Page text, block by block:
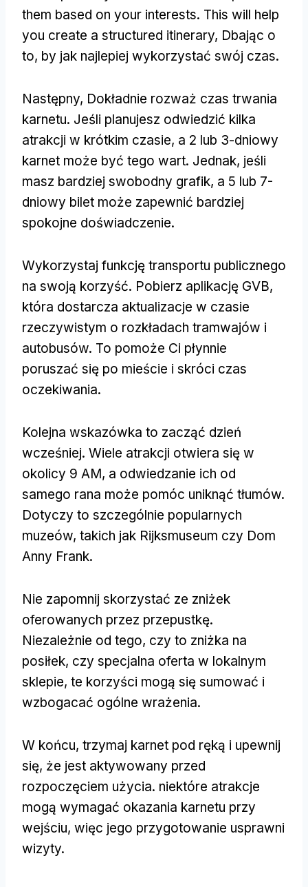
them based on your interests. This will help
you create a structured itinerary, Dbając o
to, by jak najlepiej wykorzystać swój czas.
Następny, Dokładnie rozważ czas trwania
karnetu. Jeśli planujesz odwiedzić kilka
atrakcji w krótkim czasie, a 2 lub 3-dniowy
karnet może być tego wart. Jednak, jeśli
masz bardziej swobodny grafik, a 5 lub 7-
dniowy bilet może zapewnić bardziej
spokojne doświadczenie.
Wykorzystaj funkcję transportu publicznego
na swoją korzyść. Pobierz aplikację GVB,
która dostarcza aktualizacje w czasie
rzeczywistym o rozkładach tramwajów i
autobusów. To pomoże Ci płynnie
poruszać się po mieście i skróci czas
oczekiwania.
Kolejna wskazówka to zacząć dzień
wcześniej. Wiele atrakcji otwiera się w
okolicy 9 AM, a odwiedzanie ich od
samego rana może pomóc uniknąć tłumów.
Dotyczy to szczególnie popularnych
muzeów, takich jak Rijksmuseum czy Dom
Anny Frank.
Nie zapomnij skorzystać ze zniżek
oferowanych przez przepustkę.
Niezależnie od tego, czy to zniżka na
posiłek, czy specjalna oferta w lokalnym
sklepie, te korzyści mogą się sumować i
wzbogacać ogólne wrażenia.
W końcu, trzymaj karnet pod ręką i upewnij
się, że jest aktywowany przed
rozpoczęciem użycia. niektóre atrakcje
mogą wymagać okazania karnetu przy
wejściu, więc jego przygotowanie usprawni
wizyty.